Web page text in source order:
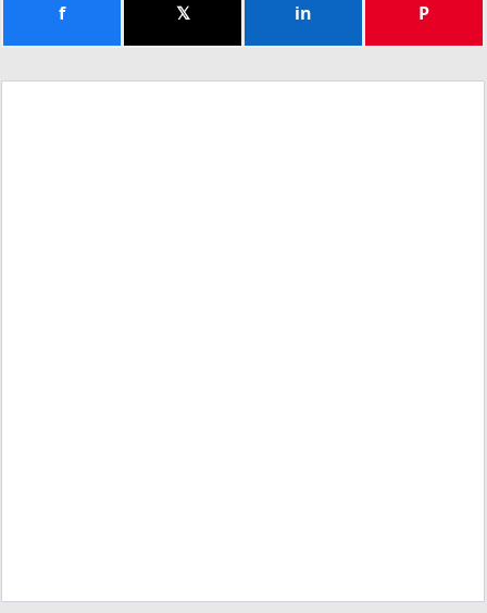
f 𝕏 in P